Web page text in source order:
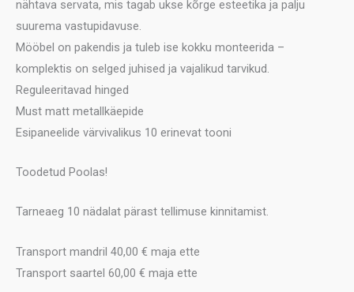
nähtava servata, mis tagab ukse kõrge esteetika ja palju
suurema vastupidavuse.
Mööbel on pakendis ja tuleb ise kokku monteerida –
komplektis on selged juhised ja vajalikud tarvikud.
Reguleeritavad hinged
Must matt metallkäepide
Esipaneelide värvivalikus 10 erinevat tooni
Toodetud Poolas!
Tarneaeg 10 nädalat pärast tellimuse kinnitamist.
Transport mandril 40,00 € maja ette
Transport saartel 60,00 € maja ette